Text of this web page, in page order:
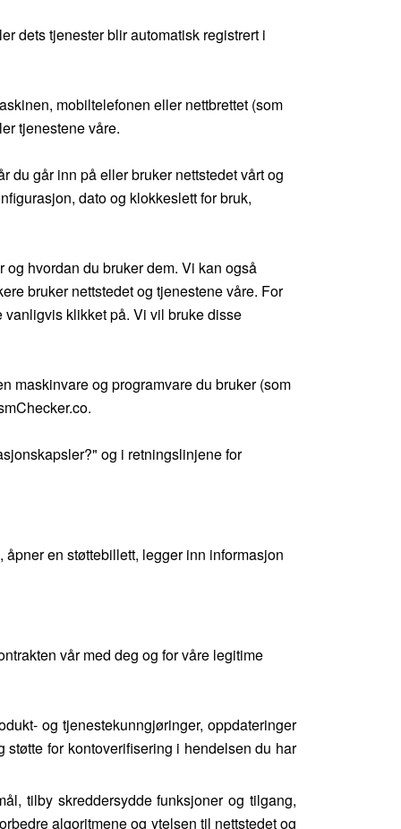
dets tjenester blir automatisk registrert i
mobiltelefonen eller nettbrettet (som
tjenestene våre.
du går inn på eller bruker nettstedet vårt og
dato og klokkeslett for bruk,
hvordan du bruker dem. Vi kan også
bruker nettstedet og tjenestene våre. For
klikket på. Vi vil bruke disse
maskinvare og programvare du bruker (som
og i retningslinjene for
en støttebillett, legger inn informasjon
vår med deg og for våre legitime
og tjenestekunngjøringer, oppdateringer
for kontoverifisering i hendelsen du har
tilby skreddersydde funksjoner og tilgang,
algoritmene og ytelsen til nettstedet og